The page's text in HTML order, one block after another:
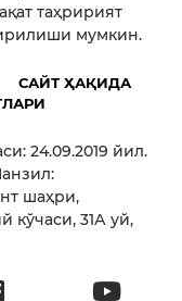
таҳририят
мумкин.
САЙТ ҲАҚИДА
24.09.2019 йил.
шаҳри,
кўчаси, 31А уй,